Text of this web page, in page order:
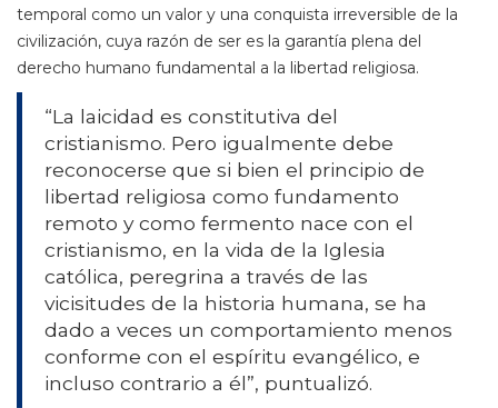
temporal como un valor y una conquista irreversible de la
civilización, cuya razón de ser es la garantía plena del
derecho humano fundamental a la libertad religiosa.
“La laicidad es constitutiva del
cristianismo. Pero igualmente debe
reconocerse que si bien el principio de
libertad religiosa como fundamento
remoto y como fermento nace con el
cristianismo, en la vida de la Iglesia
católica, peregrina a través de las
vicisitudes de la historia humana, se ha
dado a veces un comportamiento menos
conforme con el espíritu evangélico, e
incluso contrario a él”, puntualizó.